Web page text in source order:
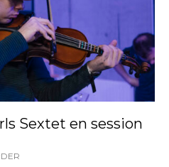
Sextet en session